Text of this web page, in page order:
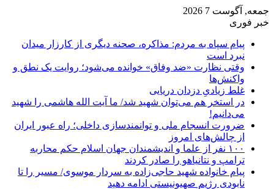
جمعه, آگوست 7 2026
خبر فوری
پیام سپاه به مردم: مذاکره، صحنه دیگری از کارزار میدان
نبرد است
وقتی نظارت «ضد وفاق» خوانده می‌شود؛ روایت یک نطق و
واکنش‌ها
غلط زیادیِ دزدان دریایی
در استخر هم می‌توان شهید شد/ ما آیت الله هاشمی را شهید
می‌دانیم!
ضرورت انسجام ملی و توانمندسازی داخلی؛ راه عبور ایران
از چالش‌های امروز
۱۰۰ نفر از علما و اندیشمندان جهان اسلام حکم محاربه
ترامپ و نتانیاهو را صادر کردند
پیام خانواده شهید حاجی‌زاده به سردار موسوی/ مسیر را تا
نابودی رژیم صهیونیستی ادامه دهید